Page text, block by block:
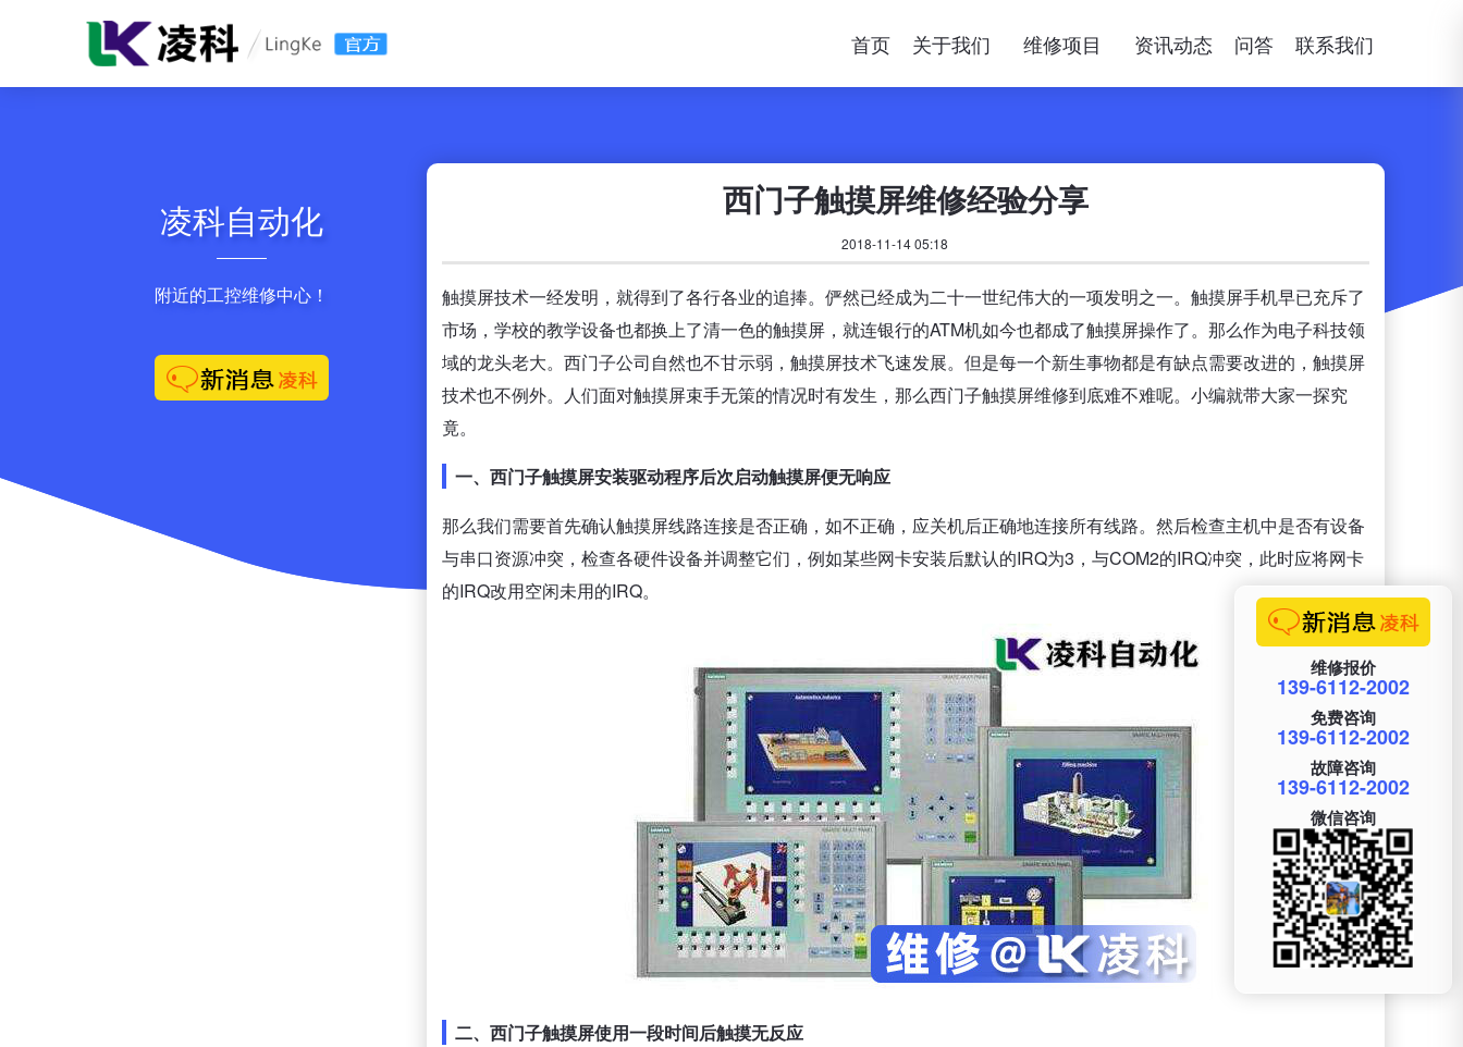
首页 关于我们 维修项目 资讯动态 问答 联系我们
凌科自动化
附近的工控维修中心！
西门子触摸屏维修经验分享
2018-11-14 05:18
触摸屏技术一经发明，就得到了各行各业的追捧。俨然已经成为二十一世纪伟大的一项发明之一。触摸屏手机早已充斥了
市场，学校的教学设备也都换上了清一色的触摸屏，就连银行的ATM机如今也都成了触摸屏操作了。那么作为电子科技领
域的龙头老大。西门子公司自然也不甘示弱，触摸屏技术飞速发展。但是每一个新生事物都是有缺点需要改进的，触摸屏
技术也不例外。人们面对触摸屏束手无策的情况时有发生，那么西门子触摸屏维修到底难不难呢。小编就带大家一探究
竟。
一、西门子触摸屏安装驱动程序后次启动触摸屏便无响应
那么我们需要首先确认触摸屏线路连接是否正确，如不正确，应关机后正确地连接所有线路。然后检查主机中是否有设备
与串口资源冲突，检查各硬件设备并调整它们，例如某些网卡安装后默认的IRQ为3，与COM2的IRQ冲突，此时应将网卡
的IRQ改用空闲未用的IRQ。
二、西门子触摸屏使用一段时间后触摸无反应
维修报价
139-6112-2002
免费咨询
139-6112-2002
故障咨询
139-6112-2002
微信咨询